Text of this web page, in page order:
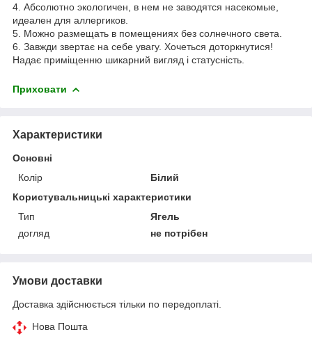
4. Абсолютно экологичен, в нем не заводятся насекомые,
идеален для аллергиков.
5. Можно размещать в помещениях без солнечного света.
6. Завжди звертає на себе увагу. Хочеться доторкнутися!
Надає приміщенню шикарний вигляд і статусність.
Приховати
Характеристики
Основні
Колір
Білий
Користувальницькі характеристики
Тип
Ягель
догляд
не потрібен
Умови доставки
Доставка здійснюється тільки по передоплаті.
Нова Пошта